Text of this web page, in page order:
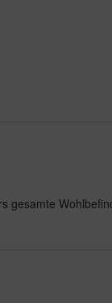
gesamte